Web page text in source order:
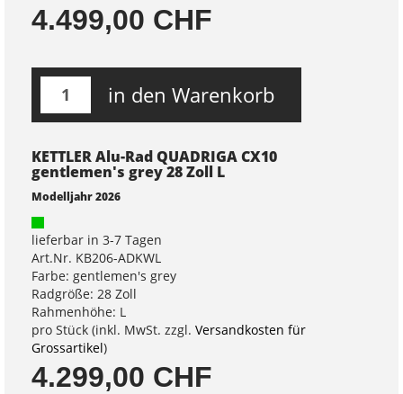
4.499,00 CHF
in den Warenkorb
KETTLER Alu-Rad QUADRIGA CX10
gentlemen's grey 28 Zoll L
Modelljahr 2026
lieferbar in 3-7 Tagen
Art.Nr. KB206-ADKWL
Farbe: gentlemen's grey
Radgröße: 28 Zoll
Rahmenhöhe: L
pro Stück (inkl. MwSt. zzgl. Versandkosten für
Grossartikel)
4.299,00 CHF